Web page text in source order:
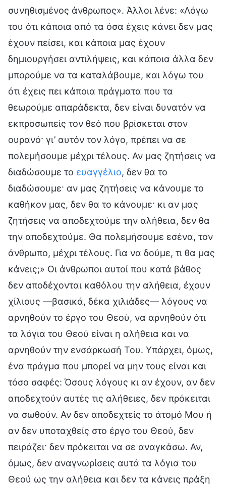
συνηθισμένος άνθρωπος». Άλλοι λένε: «Λόγω
του ότι κάποια από τα όσα έχεις κάνει δεν μας
έχουν πείσει, και κάποια μας έχουν
δημιουργήσει αντιλήψεις, και κάποια άλλα δεν
μπορούμε να τα καταλάβουμε, και λόγω του
ότι έχεις πει κάποια πράγματα που τα
θεωρούμε απαράδεκτα, δεν είναι δυνατόν να
εκπροσωπείς τον θεό που βρίσκεται στον
ουρανό· γι’ αυτόν τον λόγο, πρέπει να σε
πολεμήσουμε μέχρι τέλους. Αν μας ζητήσεις να
διαδώσουμε το ευαγγέλιο, δεν θα το
διαδώσουμε· αν μας ζητήσεις να κάνουμε το
καθήκον μας, δεν θα το κάνουμε· κι αν μας
ζητήσεις να αποδεχτούμε την αλήθεια, δεν θα
την αποδεχτούμε. Θα πολεμήσουμε εσένα, τον
άνθρωπο, μέχρι τέλους. Για να δούμε, τι θα μας
κάνεις;» Οι άνθρωποι αυτοί που κατά βάθος
δεν αποδέχονται καθόλου την αλήθεια, έχουν
χίλιους —βασικά, δέκα χιλιάδες— λόγους να
αρνηθούν το έργο του Θεού, να αρνηθούν ότι
τα λόγια του Θεού είναι η αλήθεια και να
αρνηθούν την ενσάρκωσή Του. Υπάρχει, όμως,
ένα πράγμα που μπορεί να μην τους είναι και
τόσο σαφές: Όσους λόγους κι αν έχουν, αν δεν
αποδεχτούν αυτές τις αλήθειες, δεν πρόκειται
να σωθούν. Αν δεν αποδεχτείς το άτομό Μου ή
αν δεν υποταχθείς στο έργο του Θεού, δεν
πειράζει· δεν πρόκειται να σε αναγκάσω. Αν,
όμως, δεν αναγνωρίσεις αυτά τα λόγια του
Θεού ως την αλήθεια και δεν τα κάνεις πράξη